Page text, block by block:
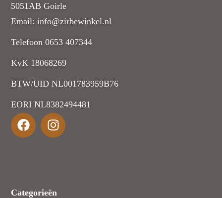
5051AB Goirle
Email: info@zirbewinkel.nl
Telefoon 0653 407344
KvK 18068269
BTW/UID NL001783959B76
EORI NL8382494481
Categorieën